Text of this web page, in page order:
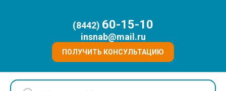
(8442) 60-15-10
insnab@mail.ru
ПОЛУЧИТЬ КОНСУЛЬТАЦИЮ